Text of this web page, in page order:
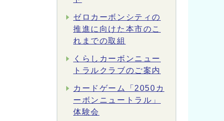
ゼロカーボンシティの
推進に向けた本市のこ
れまでの取組
くらしカーボンニュー
トラルクラブのご案内
カードゲーム「2050カ
ーボンニュートラル」
体験会